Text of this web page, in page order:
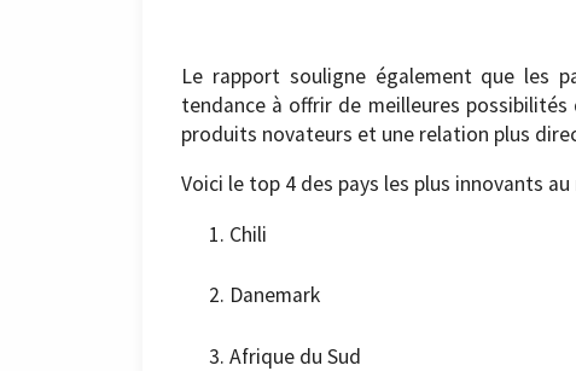
Le rapport souligne également que les
tendance à offrir de meilleures
produits novateurs et une relation plus
Voici le top 4 des pays les plus innovants
Chili
Danemark
Afrique du Sud